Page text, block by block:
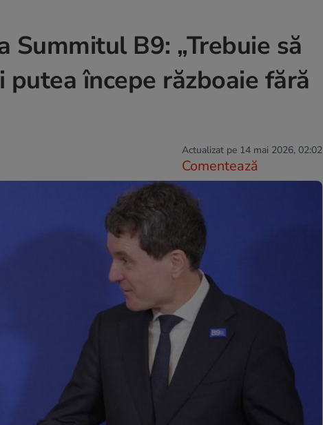
B9: „Trebuie să
putea începe războaie fără
Actualizat pe 14 mai 2026, 02:02
Comentează